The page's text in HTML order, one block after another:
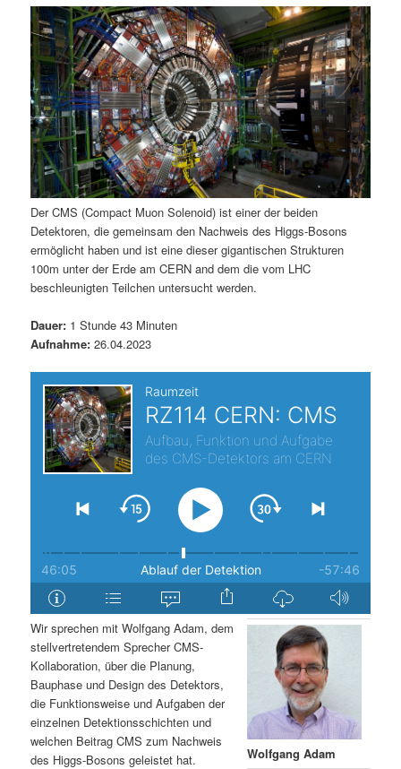
ä
r
e
n
I
n
h
l
t
s
p
n
g
e
n
n
d
ä
r
e
n
I
h
a
l
t
r
i
n
g
e
n
a
v
i
g
a
t
i
o
n
Der CMS (Compact Muon Solenoid) ist einer der beiden
Detektoren, die gemeinsam den Nachweis des Higgs-Bosons
ermöglicht haben und ist eine dieser gigantischen Strukturen
100m unter der Erde am CERN and dem die vom LHC
beschleunigten Teilchen untersucht werden.
Dauer: 1 Stunde 43 Minuten
Aufnahme: 26.04.2023
Wolfgang Adam
Wir sprechen mit Wolfgang Adam, dem
stellvertretendem Sprecher CMS-
Kollaboration, über die Planung,
Bauphase und Design des Detektors,
die Funktionsweise und Aufgaben der
einzelnen Detektionsschichten und
welchen Beitrag CMS zum Nachweis
des Higgs-Bosons geleistet hat.